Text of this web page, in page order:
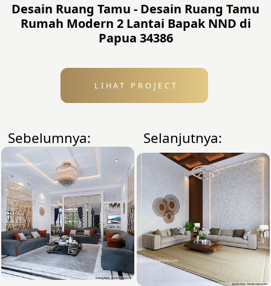
Desain Ruang Tamu - Desain Ruang Tamu
Rumah Modern 2 Lantai Bapak NND di
Papua 34386
LIHAT PROJECT
Sebelumnya: Selanjutnya: